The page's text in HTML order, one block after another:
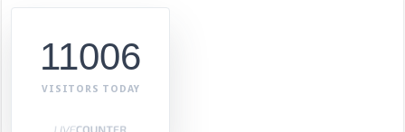
11006
VISITORS TODAY